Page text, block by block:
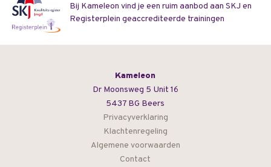
Bij Kameleon vind je een ruim aanbod aan SKJ en
Registerplein geaccrediteerde trainingen
Kameleon
Dr Moonsweg 5 Unit 16
5437 BG Beers
Privacyverklaring
Klachtenregeling
Algemene voorwaarden
Contact